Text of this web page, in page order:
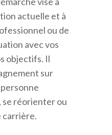
actuelle et à
ou de
avec vos
objectifs. Il
sur
se réorienter ou
carrière.